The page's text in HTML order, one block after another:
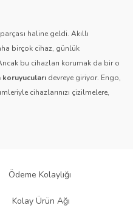
haline geldi. Akıllı
birçok cihaz, günlük
bu cihazları korumak da bir o
koruyucuları devreye giriyor. Engo,
cihazlarınızı çizilmelere,
dayanan tecrübesi ve teknolojiye
geçirir. Kullanıcı dostu tasarımı
Ödeme Kolaylığı
Kolay Ürün Ağı